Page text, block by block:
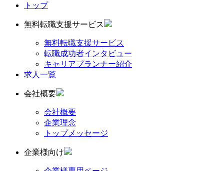
トップ
無料転職支援サービス
無料転職支援サービス
転職成功者インタビュー
キャリアプランナー紹介
求人一覧
会社概要
会社概要
企業理念
トップメッセージ
企業様向け